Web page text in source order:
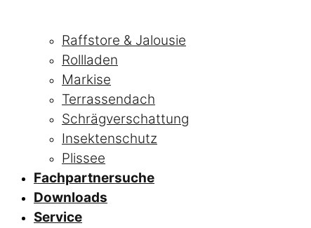
Raffstore & Jalousie
Rollladen
Markise
Terrassendach
Schrägverschattung
Insektenschutz
Plissee
Fachpartnersuche
Downloads
Service